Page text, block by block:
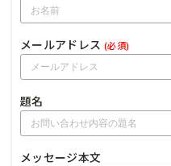
メールアドレス (必須)
題名
メッセージ本文